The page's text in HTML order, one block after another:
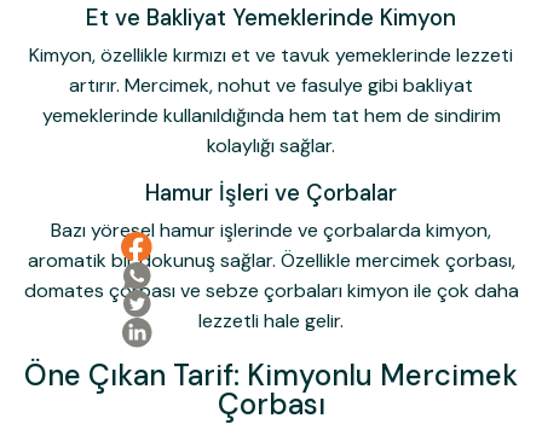
Et ve Bakliyat Yemeklerinde Kimyon
Kimyon, özellikle kırmızı et ve tavuk yemeklerinde lezzeti
artırır. Mercimek, nohut ve fasulye gibi bakliyat
yemeklerinde kullanıldığında hem tat hem de sindirim
kolaylığı sağlar.
Hamur İşleri ve Çorbalar
Bazı yöresel hamur işlerinde ve çorbalarda kimyon,
aromatik bir dokunuş sağlar. Özellikle mercimek çorbası,
domates çorbası ve sebze çorbaları kimyon ile çok daha
lezzetli hale gelir.
Öne Çıkan Tarif: Kimyonlu Mercimek
Çorbası